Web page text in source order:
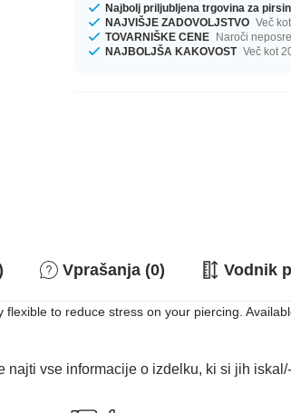
Najbolj priljubljena trgovina za
NAJVIŠJE ZADOVOLJSTVO Več
TOVARNIŠKE CENE Naroči
NAJBOLJŠA KAKOVOST Več kot
Vprašanja (0) Vodnik
to reduce stress on your piercing.
najti vse informacije o izdelku, ki si jih